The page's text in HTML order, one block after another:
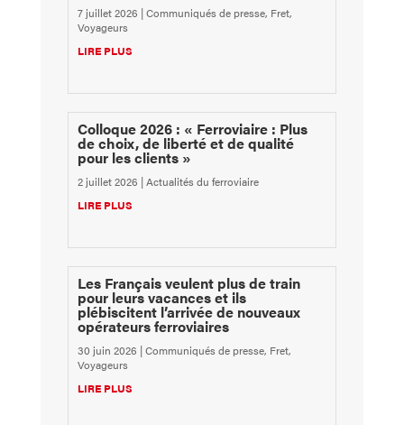
7 juillet 2026 |Communiqués de presse, Fret,
Voyageurs
LIRE PLUS
Colloque 2026 : « Ferroviaire : Plus
de choix, de liberté et de qualité
pour les clients »
2 juillet 2026 |Actualités du ferroviaire
LIRE PLUS
Les Français veulent plus de train
pour leurs vacances et ils
plébiscitent l’arrivée de nouveaux
opérateurs ferroviaires
30 juin 2026 |Communiqués de presse, Fret,
Voyageurs
LIRE PLUS